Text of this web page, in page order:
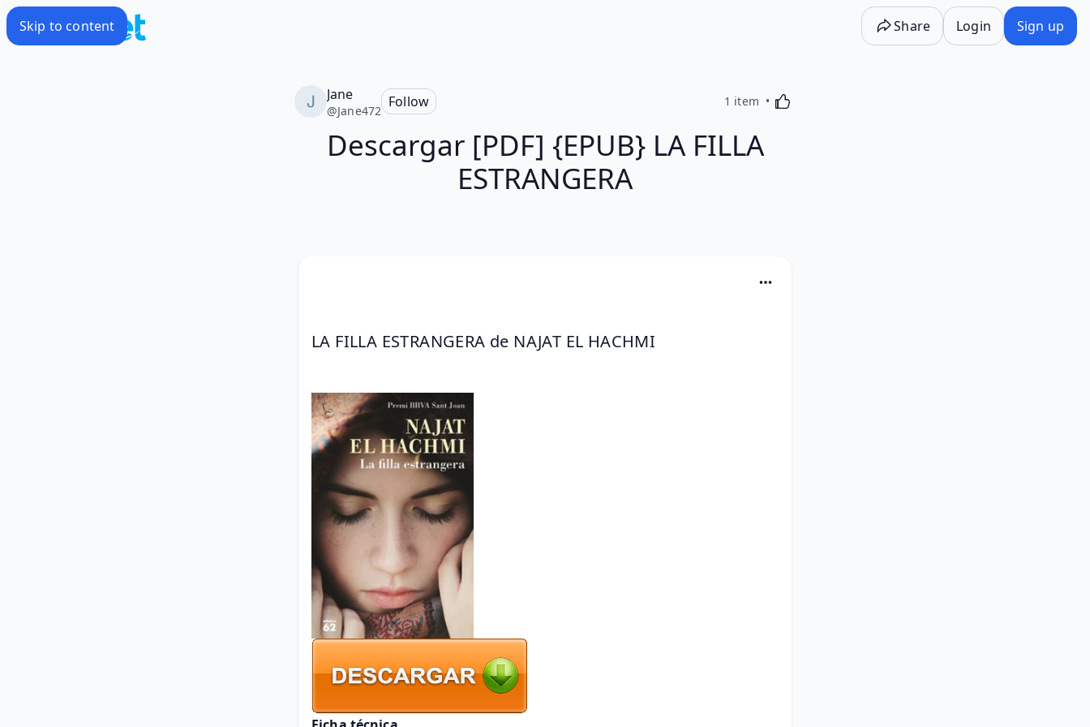
Skip to content Share Login Sign up
Jane
@Jane472
Follow 1 item Activating this element will cause content on the
Descargar [PDF] {EPUB} LA FILLA
ESTRANGERA
LA FILLA ESTRANGERA de NAJAT EL HACHMI